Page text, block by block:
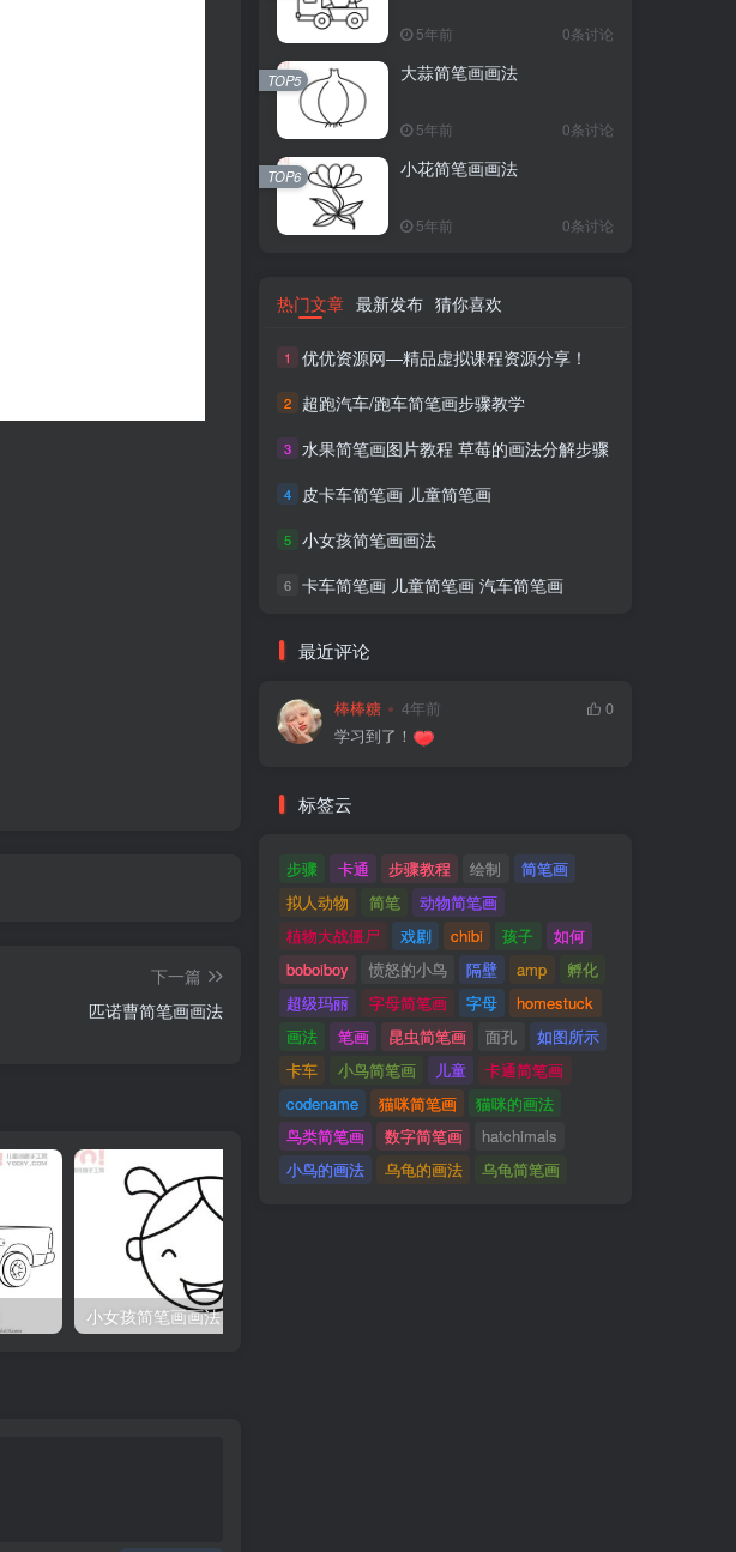
下一篇
匹诺曹简笔画画法
小女孩简笔画画法
5年前 0条讨论
大蒜简笔画画法
5年前 0条讨论
TOP5
小花简笔画画法
5年前 0条讨论
TOP6
热门文章 最新发布 猜你喜欢
1 优优资源网—精品虚拟课程资源分享！
2 超跑汽车/跑车简笔画步骤教学
3 水果简笔画图片教程 草莓的画法分解步骤
4 皮卡车简笔画 儿童简笔画
5 小女孩简笔画画法
6 卡车简笔画 儿童简笔画 汽车简笔画
最近评论
棒棒糖 4年前
0
学习到了！
标签云
步骤 卡通 步骤教程 绘制
简笔画
拟人动物
简笔
动物简笔画
植物大战僵尸
戏剧 chibi 孩子
如何
boboiboy
愤怒的小鸟 隔壁 amp
孵化
超级玛丽
字母简笔画 字母
homestuck
画法
笔画 昆虫简笔画 面孔
如图所示
卡车
小鸟简笔画 儿童
卡通简笔画
codename
猫咪简笔画
猫咪的画法
鸟类简笔画
数字简笔画
hatchimals
小鸟的画法
乌龟的画法 乌龟简笔画